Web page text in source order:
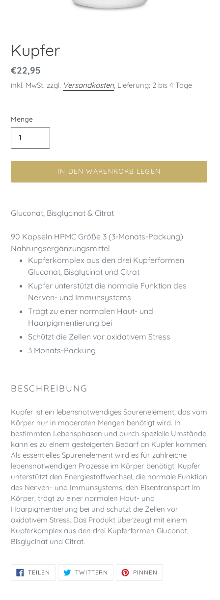
Kupfer
Normaler
Preis
€22,95
inkl. MwSt. zzgl. Versandkosten, Lieferung: 2 bis 4 Tage
Menge
IN DEN WARENKORB LEGEN
wird
zum
hinzugefügt
Gluconat, Bisglycinat & Citrat
90 Kapseln HPMC Größe 3 (3-Monats-Packung)
Nahrungsergänzungsmittel
Kupferkomplex aus den drei Kupferformen
Gluconat, Bisglycinat und Citrat
Kupfer unterstützt die normale Funktion des
Nerven- und Immunsystems
Trägt zu einer normalen Haut- und
Haarpigmentierung bei
Schützt die Zellen vor oxidativem Stress
3 Monats-Packung
BESCHREIBUNG
Kupfer ist ein lebensnotwendiges Spurenelement, das vom
Körper nur in moderaten Mengen benötigt wird. In
bestimmten Lebensphasen und durch spezielle Umstände
kann es zu einem gesteigerten Bedarf an Kupfer kommen.
Als essentielles Spurenelement wird es für zahlreiche
lebensnotwendigen Prozesse im Körper benötigt. Kupfer
unterstützt den Energiestoffwechsel, die normale Funktion
des Nerven- und Immunsystems, den Eisentransport im
Körper, trägt zu einer normalen Haut- und
Haarpigmentierung bei und schützt die Zellen vor
oxidativem Stress. Das Produkt überzeugt mit einem
Kupferkomplex aus den drei Kupferformen Gluconat,
Bisglycinat und Citrat.
TEILEN
FACEBOOK
TWITTERN
TWITTER
PINNEN